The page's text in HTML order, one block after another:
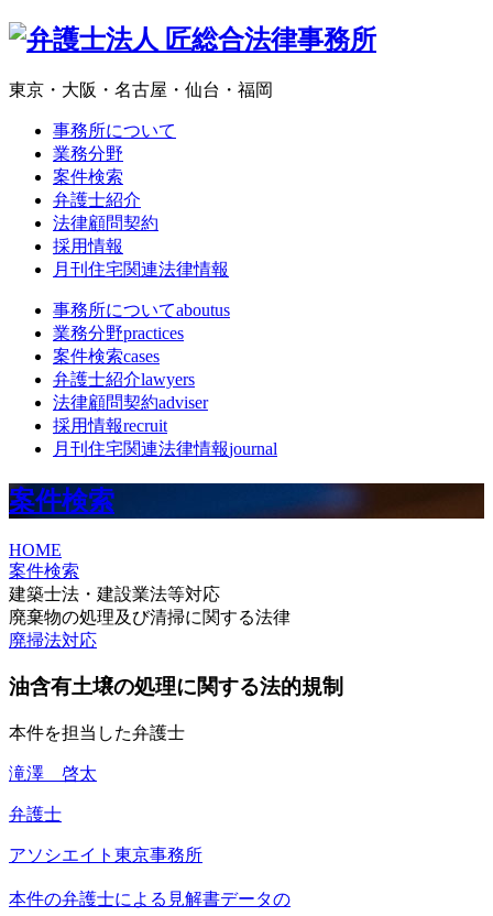
東京・大阪・名古屋・仙台・福岡
事務所について
業務分野
案件検索
弁護士紹介
法律顧問契約
採用情報
月刊住宅関連法律情報
事務所についてaboutus
業務分野practices
案件検索cases
弁護士紹介lawyers
法律顧問契約adviser
採用情報recruit
月刊住宅関連法律情報journal
案件検索
HOME
案件検索
建築士法・建設業法等対応
廃棄物の処理及び清掃に関する法律
廃掃法対応
油含有土壌の処理に関する法的規制
本件を担当した弁護士
滝澤 啓太
弁護士
アソシエイト 東京事務所
本件の弁護士による見解書データの